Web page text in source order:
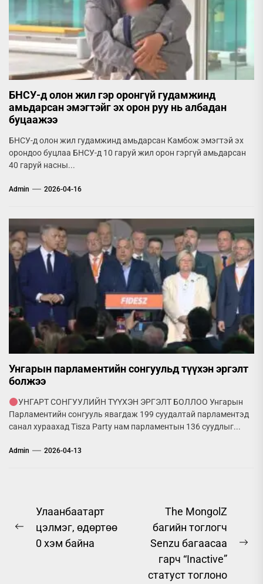
БНСУ-д олон жил гэр оронгүй гудамжинд
амьдарсан эмэгтэйг эх орон руу нь албадан
буцаажээ
БНСУ-д олон жил гудамжинд амьдарсан Камбож эмэгтэй эх
орондоо буцлаа БНСУ-д 10 гаруй жил орон гэргүй амьдарсан
40 гаруй насны...
Admin 2026-04-16
Унгарын парламентийн сонгуульд түүхэн эргэлт
болжээ
УНГАРТ СОНГУУЛИЙН ТҮҮХЭН ЭРГЭЛТ БОЛЛОО Унгарын
Парламентийн сонгууль явагдаж 199 суудалтай парламентэд
санал хураахад Tisza Party нам парламентын 136 суудлыг...
Admin 2026-04-13
Post
navigation
Previous
post:
Улаанбаатарт
цэлмэг, өдөртөө
0 хэм байна
The MongolZ
багийн тоглогч
Senzu багаасаа
гарч “Inactive”
статуст тоглоно